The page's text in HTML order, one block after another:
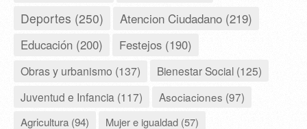
Deportes (250) Atencion Ciudadano (219)
Educación (200) Festejos (190)
Obras y urbanismo (137)
Bienestar Social (125)
Juventud e Infancia (117)
Asociaciones (97)
Agricultura (94)
Mujer e igualdad (57)